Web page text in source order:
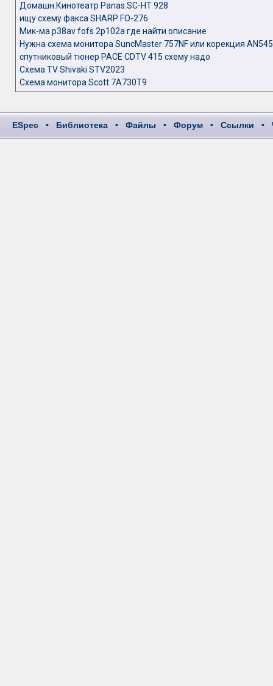
Домашн.Кинотеатр Panas.SC-HT 928
ищу схему факса SHARP FO-276
Мик-ма p38av fofs 2p102a где найти описание
Нужна схема монитора SuncMaster 757NF или корекция
спутниковый тюнер PACE CDTV 415 схему надо
Схема TV Shivaki STV2023
Схема монитора Scott 7A730T9
ESpec • Библиотека • Файлы • Форум • Ссылки •